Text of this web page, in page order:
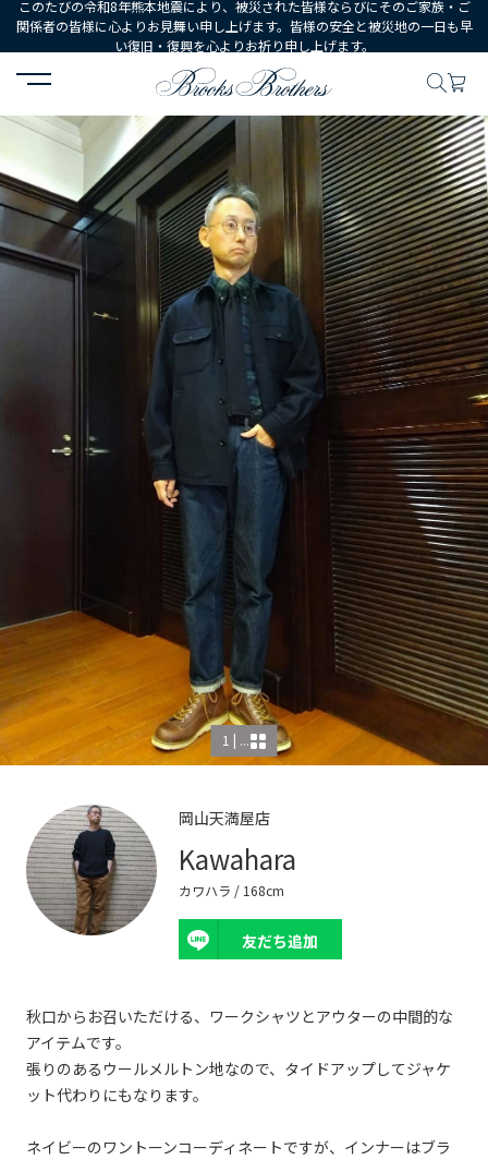
このたびの令和8年熊本地震により、被災された皆様ならびにそのご家族・ご
関係者の皆様に心よりお見舞い申し上げます。皆様の安全と被災地の一日も早
い復旧・復興を心よりお祈り申し上げます。
HOME コーディネート コーディネート詳細
1 | ...
岡山天満屋店
Kawahara
カワハラ / 168cm
友だち追加
秋口からお召いただける、ワークシャツとアウターの中間的な
アイテムです。
張りのあるウールメルトン地なので、タイドアップしてジャケ
ット代わりにもなります。
ネイビーのワントーンコーディネートですが、インナーはブラ